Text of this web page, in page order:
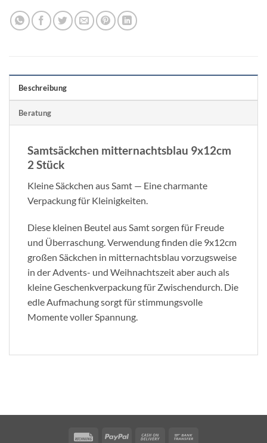
Beschreibung
Beratung
Samtsäckchen mitternachtsblau 9x12cm
2 Stück
Kleine Säckchen aus Samt — Eine charmante
Verpackung für Kleinigkeiten.
Diese kleinen Beutel aus Samt sorgen für Freude
und Überraschung. Verwendung finden die 9x12cm
großen Säckchen in mitternachtsblau vorzugsweise
in der Advents- und Weihnachtszeit aber auch als
kleine Geschenkverpackung für Zwischendurch. Die
edle Aufmachung sorgt für stimmungsvolle
Momente voller Spannung.
RechungPayPal Cash